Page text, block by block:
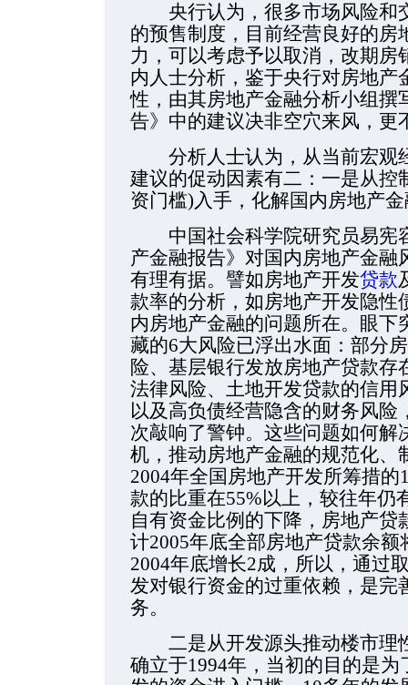
央行认为，很多市场风险和
的预售制度，目前经营良好的房
力，可以考虑予以取消，改期房
内人士分析，鉴于央行对房地产
性，由其房地产金融分析小组撰
告》中的建议决非空穴来风，更
分析人士认为，从当前宏观
建议的促动因素有二：一是从控
资门槛)入手，化解国内房地产
中国社会科学院研究员易宪
产金融报告》对国内房地产金融
有理有据。譬如房地产开发贷款
款率的分析，如房地产开发隐性
内房地产金融的问题所在。眼下
藏的6大风险已浮出水面：部分
险、基层银行发放房地产贷款存
法律风险、土地开发贷款的信用
以及高负债经营隐含的财务风险
次敲响了警钟。这些问题如何解
机，推动房地产金融的规范化、
2004年全国房地产开发所筹措的
款的比重在55%以上，较往年仍
自有资金比例的下降，房地产贷
计2005年底全部房地产贷款余
2004年底增长2成，所以，通过
发对银行资金的过重依赖，是完
务。
二是从开发源头推动楼市理
确立于1994年，当初的目的是